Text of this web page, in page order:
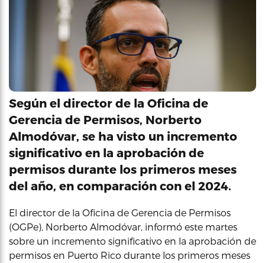
Según el director de la Oficina de
Gerencia de Permisos, Norberto
Almodóvar, se ha visto un incremento
significativo en la aprobación de
permisos durante los primeros meses
del año, en comparación con el 2024.
El director de la Oficina de Gerencia de Permisos
(OGPe), Norberto Almodóvar, informó este martes
sobre un incremento significativo en la aprobación de
permisos en Puerto Rico durante los primeros meses